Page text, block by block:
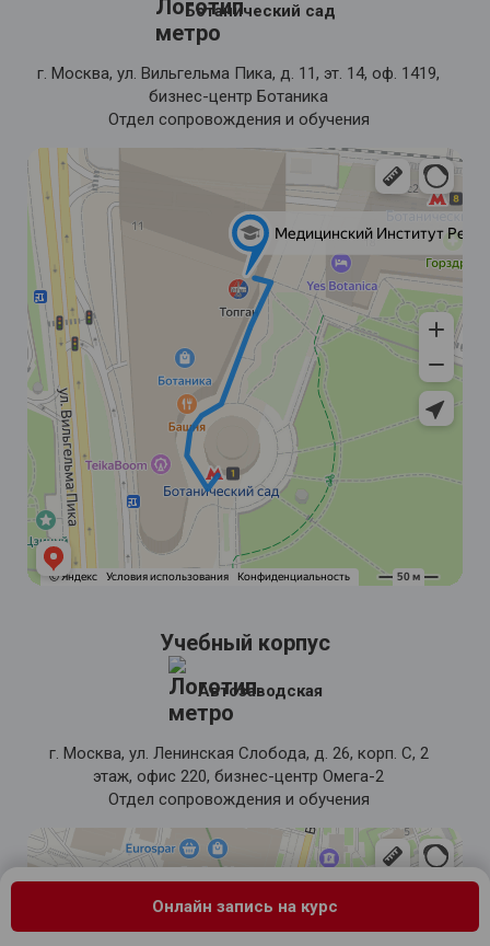
Онлайн запись на курс
Ботанический сад
г. Москва, ул. Вильгельма Пика, д. 11, эт. 14, оф. 1419,
бизнес-центр Ботаника
Отдел сопровождения и обучения
Учебный корпус
Автозаводская
г. Москва, ул. Ленинская Слобода, д. 26, корп. С, 2
этаж, офис 220, бизнес-центр Омега-2
Отдел сопровождения и обучения